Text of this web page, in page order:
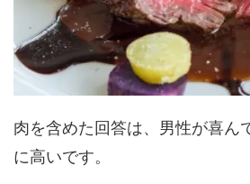
肉を含めた回答は、男性が喜ん
に高いです。